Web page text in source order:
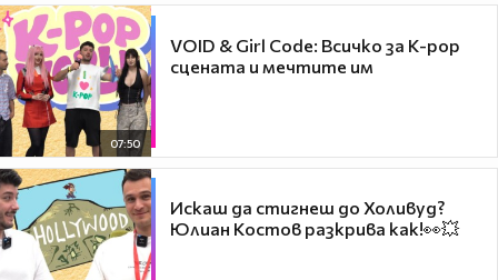
07:50
VOID & Girl Code: Всичко за K-pop
сцената и мечтите им
Искаш да стигнеш до Холивуд?
Юлиан Костов разкрива как!👀💥